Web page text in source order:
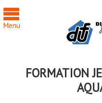
Menu
FORMATION